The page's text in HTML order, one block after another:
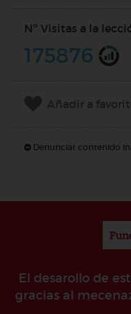
Nº Visitas a la
175876
Añadir a
Denunciar contenido
El desarollo de
gracias al